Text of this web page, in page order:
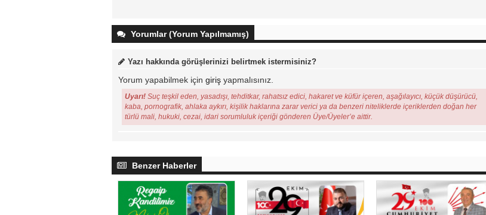
Yorumlar (Yorum Yapılmamış)
Yazı hakkında görüşlerinizi belirtmek istermisiniz?
Yorum yapabilmek için giriş yapmalısınız.
Uyarı! Suç teşkil eden, yasadışı, tehditkar, rahatsız edici, hakaret ve küfür içeren, aşağılayıcı, küçük düşürücü,
kaba, pornografik, ahlaka aykırı, kişilik haklarına zarar verici ya da benzeri niteliklerde içeriklerden doğan her
türlü mali, hukuki, cezai, idari sorumluluk içeriği gönderen Üye/Üyeler’e aittir.
Benzer Haberler